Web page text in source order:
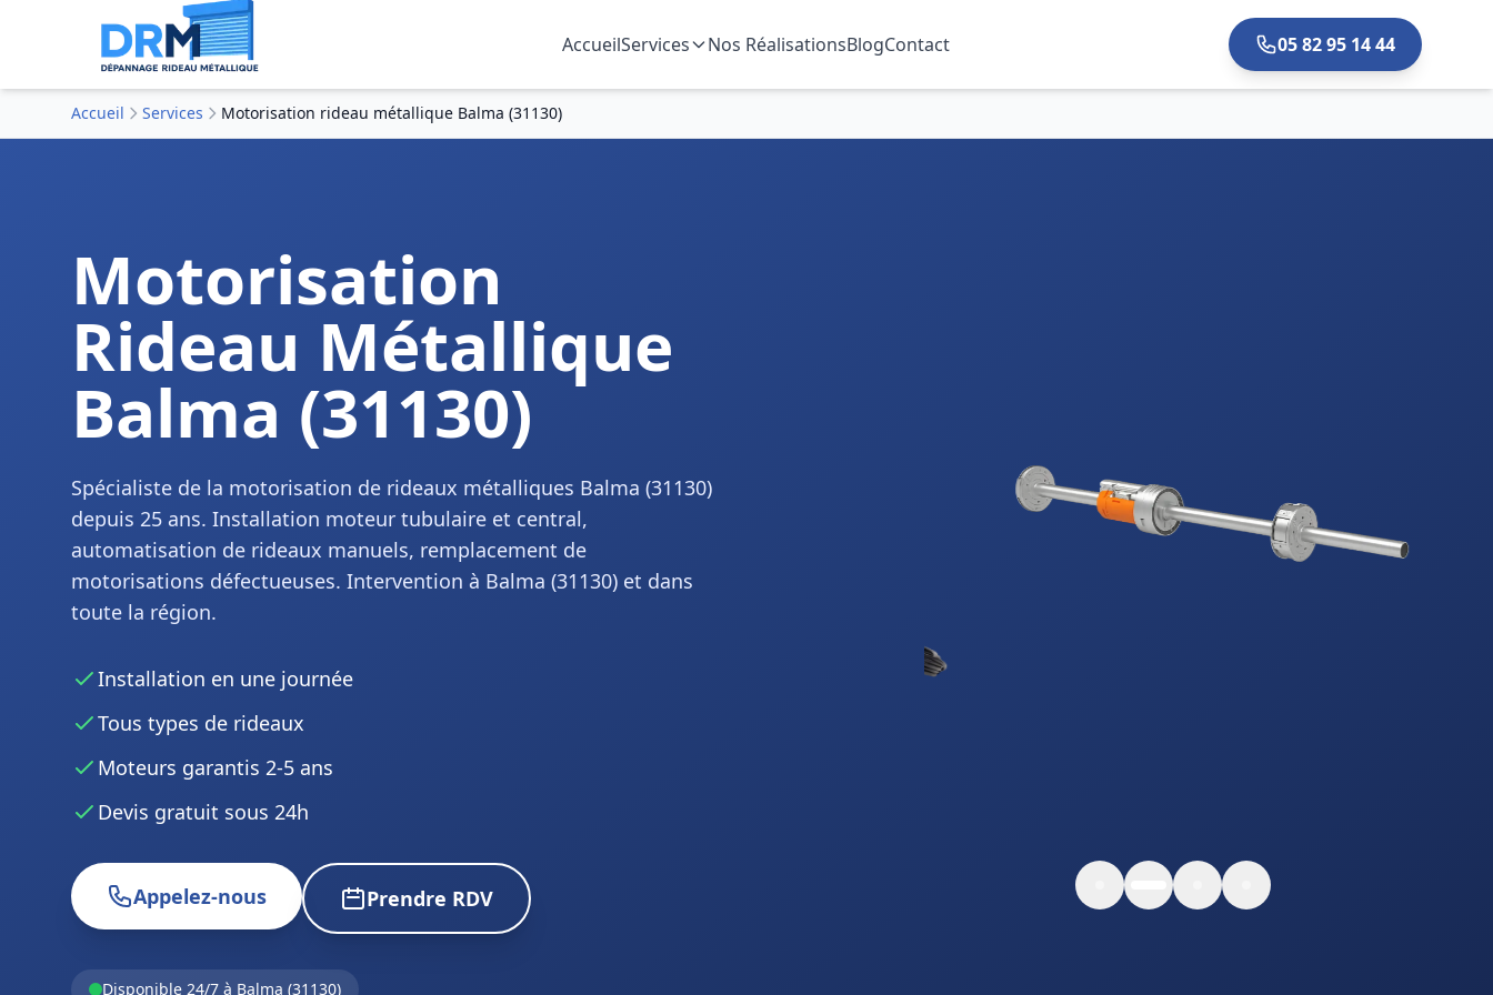
AccueilServices Nos RéalisationsBlogContact 05 82 95 14 44
Accueil Services Motorisation rideau métallique Balma (31130)
Motorisation
Rideau Métallique
Balma (31130)
Spécialiste de la motorisation de rideaux métalliques Balma (31130)
depuis 25 ans. Installation moteur tubulaire et central,
automatisation de rideaux manuels, remplacement de
motorisations défectueuses. Intervention à Balma (31130) et dans
toute la région.
Installation en une journée
Tous types de rideaux
Moteurs garantis 2-5 ans
Devis gratuit sous 24h
Appelez-nous Prendre RDV
Disponible 24/7 à Balma (31130)